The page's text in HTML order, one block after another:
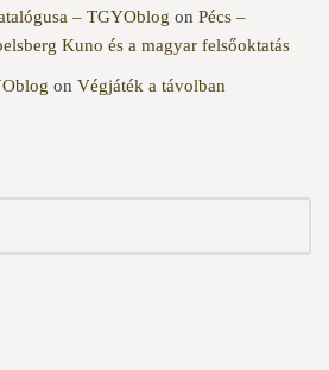
– TGYOblog on Pécs –
Kuno és a magyar felsőoktatás
on Végjáték a távolban